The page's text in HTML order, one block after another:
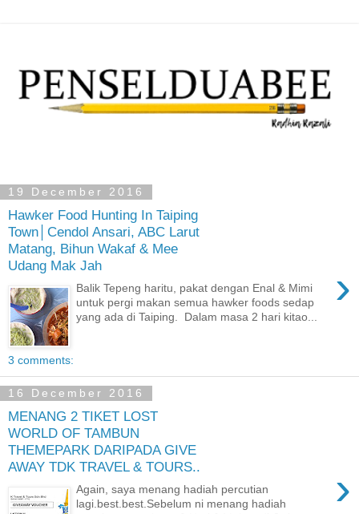
19 December 2016
Hawker Food Hunting In Taiping
Town│Cendol Ansari, ABC Larut
Matang, Bihun Wakaf & Mee
Udang Mak Jah
›
Balik Tepeng haritu, pakat dengan Enal & Mimi
untuk pergi makan semua hawker foods sedap
yang ada di Taiping. Dalam masa 2 hari kitao...
3 comments:
16 December 2016
MENANG 2 TIKET LOST
WORLD OF TAMBUN
THEMEPARK DARIPADA GIVE
AWAY TDK TRAVEL & TOURS..
›
Again, saya menang hadiah percutian
lagi.best.best.Sebelum ni menang hadiah